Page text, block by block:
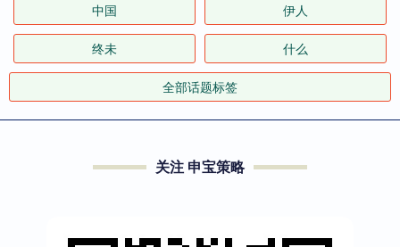
中国 伊人
终未 什么
全部话题标签
关注 申宝策略